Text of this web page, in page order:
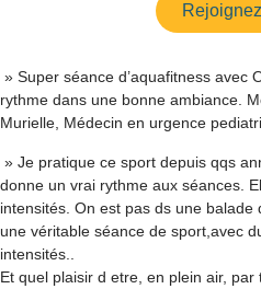
» Super séance d’aquafitness avec
rythme dans une bonne ambiance.
Murielle, Médecin en urgence
» Je pratique ce sport depuis qqs
donne un vrai rythme aux séances.
intensités. On est pas ds une
une véritable séance de sport,avec
intensités..
Et quel plaisir d etre, en plein air, par